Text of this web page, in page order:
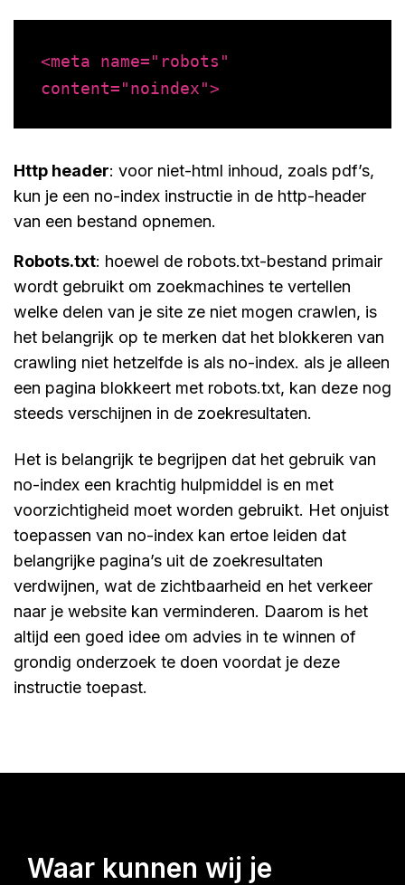
<meta name= "robots"
content= "noindex">
http header: voor niet-html inhoud, zoals pdf’s,
kun je een no-index instructie in de http-header
van een bestand opnemen.
robots.txt: hoewel de robots.txt-bestand primair
wordt gebruikt om zoekmachines te vertellen
welke delen van je site ze niet mogen crawlen, is
het belangrijk op te merken dat het blokkeren van
crawling niet hetzelfde is als no-index. als je alleen
een pagina blokkeert met robots.txt, kan deze nog
steeds verschijnen in de zoekresultaten.
Het is belangrijk te begrijpen dat het gebruik van
no-index een krachtig hulpmiddel is en met
voorzichtigheid moet worden gebruikt. Het onjuist
toepassen van no-index kan ertoe leiden dat
belangrijke pagina’s uit de zoekresultaten
verdwijnen, wat de zichtbaarheid en het verkeer
naar je website kan verminderen. Daarom is het
altijd een goed idee om advies in te winnen of
grondig onderzoek te doen voordat je deze
instructie toepast.
waar kunnen wij je